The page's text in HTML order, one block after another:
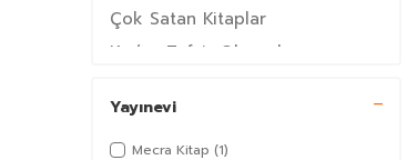
Çok Satan Kitaplar
Kur’an Tefsir Okumaları –
Yayıncıların Çok Satan Kitapları
Timaş Yayınları Çok Satanlar
Yayınevi
Mecra Kitap (1)